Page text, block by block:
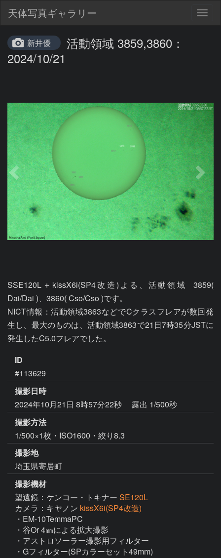
天体写真ギャラリー
新井優
活動領域 3859,3860：
2024/10/21
SSE120L＋kissX6i(SP4改造)よる、活動領域  3859(
Dai/Dai )、3860( Cso/Cso )です。
NICT情報：活動領域3863などでCクラスフレアが数回発
生し、最大のものは、活動領域3863で21日7時35分JSTに
ID
#113629
撮影日時
2024年10月21日 8時57分22秒
露出 1/500秒
撮影方法
1/500×1枚・ISO1600・絞り8.3
撮影地
埼玉県寄居町
撮影機材
望遠鏡：ケンコー・トキナー SE120L
カメラ：キヤノン kissX6i(SP4改造)
・EM-10TemmaPC
・谷Or 4㎜による拡大撮影
・アストロソーラー撮影用フィルター
・Gフィルター(SPカラーセット49mm)